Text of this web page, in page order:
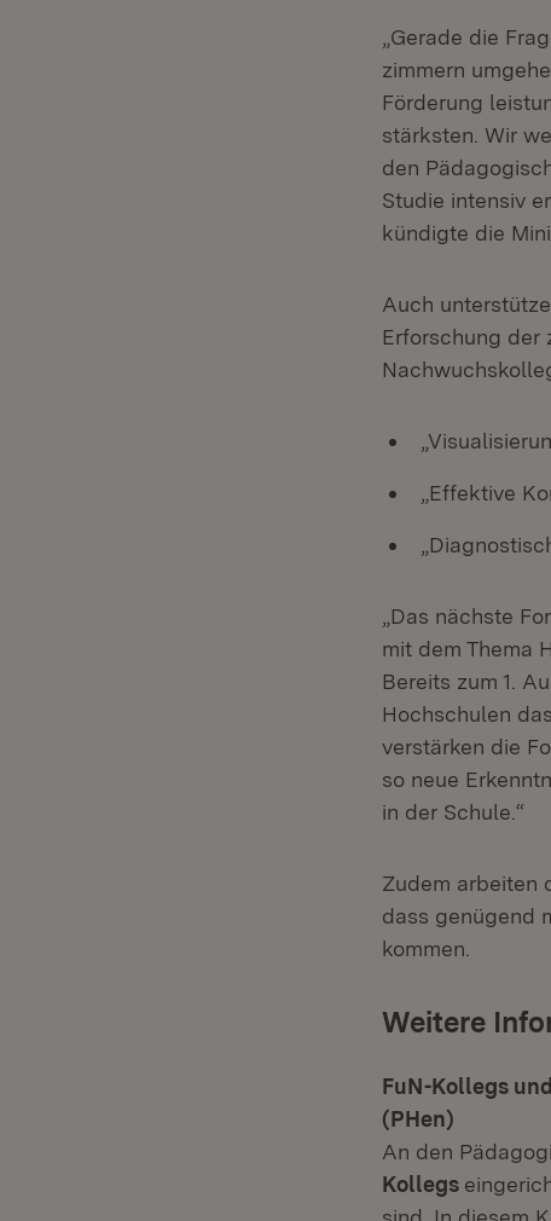
„Gerade die
zimmern
Förderung
stärksten. Wir
den
Studie intensiv
kündigte die
Auch
Erforschung der
„Effektive
„Das nächste
mit dem Thema
Bereits zum 1.
Hochschulen
verstärken die
so neue
in der Schule.“
Zudem arbeiten
dass genügend
kommen.
Weitere
FuN-Kollegs
(PHen)
An den
Kollegs